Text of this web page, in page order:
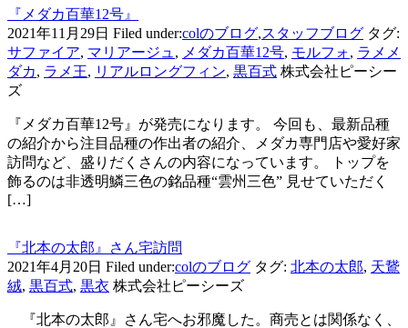
『メダカ百華12号』
2021年11月29日 Filed under:colのブログ,スタッフブログ タグ:
サファイア, マリアージュ , メダカ百華12号, モルフォ, ラメメ
ダカ, ラメ王, リアルロングフィン, 黒百式 株式会社ピーシー
ズ
『メダカ百華12号』が発売になります。 今回も、最新品種
の紹介から注目品種の作出者の紹介、メダカ専門店や愛好家
訪問など、盛りだくさんの内容になっています。 トップを
飾るのは非透明鱗三色の銘品種“雲州三色” 見せていただく
[…]
『北本の太郎』さん宅訪問
2021年4月20日 Filed under:colのブログ タグ: 北本の太郎, 天鵞
絨, 黒百式, 黒衣 株式会社ピーシーズ
『北本の太郎』さん宅へお邪魔した。商売とは関係なく、